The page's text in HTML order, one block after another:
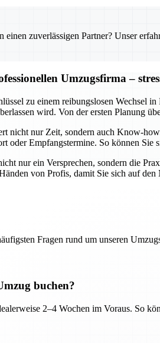
einen zuverlässigen Partner? Unser
Umzugsfirma –
zu einem reibungslosen Wechsel
wird. Von der ersten Planung
nicht nur Zeit, sondern auch Know-
oder Empfangstermine. So können
nur ein Versprechen, sondern die
von Profis, damit Sie sich auf
Fragen rund um unseren
buchen?
2–4 Wochen im Voraus. So